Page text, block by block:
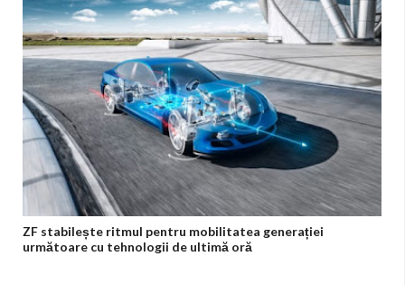
ZF stabilește ritmul pentru mobilitatea generației
următoare cu tehnologii de ultimă oră